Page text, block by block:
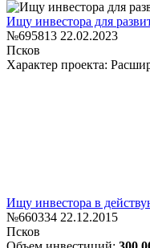
Ищу инвестора для
№695813 22.02.2023
Псков
Характер проекта:
Ищу инвестора в
№660334 22.12.2015
Псков